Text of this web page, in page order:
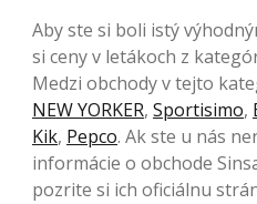
Aby ste si boli istý
si ceny v letákoch z
Medzi obchody v tejto
NEW YORKER, Sportisimo,
Kik, Pepco. Ak ste u nás
informácie o obchode
pozrite si ich oficiálnu